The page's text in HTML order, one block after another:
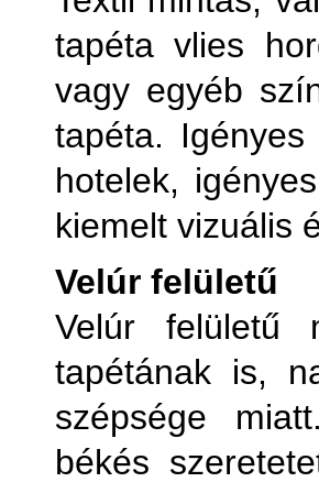
tapéta vlies
vagy egyéb
tapéta.
hotelek,
kiemelt vizuális
Velúr felületű
Velúr felületű
tapétának is,
szépsége
békés